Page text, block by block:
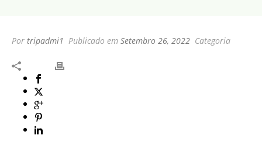
Por tripadmi1 Publicado em Setembro 26, 2022 Categoria